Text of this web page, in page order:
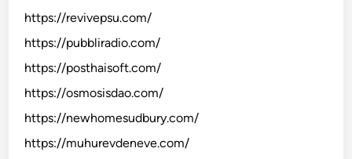
https://revivepsu.com/
https://pubbliradio.com/
https://posthaisoft.com/
https://osmosisdao.com/
https://newhomesudbury.com/
https://muhurevdeneve.com/